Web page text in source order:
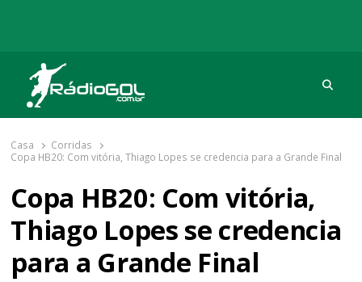
Rádio Gol
Há mais de 20 anos com as melhores coberturas
Casa
Corridas
Copa HB20: Com vitória, Thiago Lopes se credencia para a Grande Final
Copa HB20: Com vitória,
Thiago Lopes se credencia
para a Grande Final